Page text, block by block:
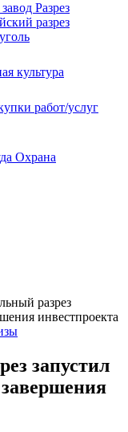
Разрез
разрез
культура
работ/услуг
Охрана
разрез
инвестпроекта
запустил